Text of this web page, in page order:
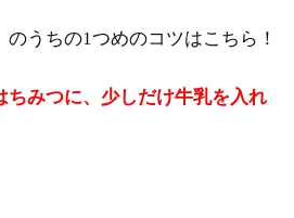
のうちの1つめのコツはこちら！
ちみつに、少しだけ牛乳を入れ